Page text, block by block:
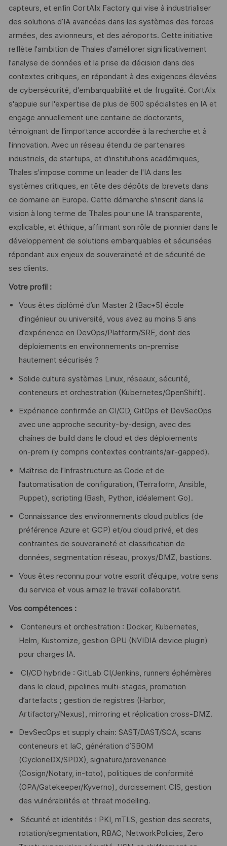
capteurs, et enfin CortAIx Factory qui vise à industrialiser
des solutions d’IA avancées dans les systèmes des forces
armées, des avionneurs, et des aéroports. Cette initiative
reflète l'ambition de Thales d'améliorer significativement
l'analyse de données et la prise de décision dans des
contextes critiques, en répondant à des exigences élevées
de cybersécurité, d'embarquabilité et de frugalité. CortAIx
s'appuie sur l'expertise de plus de 600 spécialistes en IA et
engage annuellement une centaine de doctorants,
témoignant de l'importance accordée à la recherche et à
l'innovation. Avec un réseau étendu de partenaires
industriels, de startups, et d'institutions académiques,
Thales s'impose comme un leader de l'IA dans les
systèmes critiques, en tête des dépôts de brevets dans
ce domaine en Europe. Cette démarche s'inscrit dans la
vision à long terme de Thales pour une IA transparente,
explicable, et éthique, affirmant son rôle de pionnier dans le
développement de solutions embarquables et sécurisées
répondant aux enjeux de souveraineté et de sécurité de
ses clients.
Votre profil :
Vous êtes diplômé d’un Master 2 (Bac+5) école
d’ingénieur ou université, vous avez au moins 5 ans
d’expérience en DevOps/Platform/SRE, dont des
déploiements en environnements on‑premise
hautement sécurisés ?
Solide culture systèmes Linux, réseaux, sécurité,
conteneurs et orchestration (Kubernetes/OpenShift).
Expérience confirmée en CI/CD, GitOps et DevSecOps
avec une approche security-by-design, avec des
chaînes de build dans le cloud et des déploiements
on‑prem (y compris contextes contraints/air‑gapped).
Maîtrise de l’Infrastructure as Code et de
l’automatisation de configuration, (Terraform, Ansible,
Puppet), scripting (Bash, Python, idéalement Go).
Connaissance des environnements cloud publics (de
préférence Azure et GCP) et/ou cloud privé, et des
contraintes de souveraineté et classification de
données, segmentation réseau, proxys/DMZ, bastions.
Vous êtes reconnu pour votre esprit d’équipe, votre sens
du service et vous aimez le travail collaboratif.
Vos compétences :
Conteneurs et orchestration : Docker, Kubernetes,
Helm, Kustomize, gestion GPU (NVIDIA device plugin)
pour charges IA.
CI/CD hybride : GitLab CI/Jenkins, runners éphémères
dans le cloud, pipelines multi‑stages, promotion
d’artefacts ; gestion de registres (Harbor,
Artifactory/Nexus), mirroring et réplication cross‑DMZ.
DevSecOps et supply chain: SAST/DAST/SCA, scans
conteneurs et IaC, génération d’SBOM
(CycloneDX/SPDX), signature/provenance
(Cosign/Notary, in‑toto), politiques de conformité
(OPA/Gatekeeper/Kyverno), durcissement CIS, gestion
des vulnérabilités et threat modelling.
Sécurité et identités : PKI, mTLS, gestion des secrets,
rotation/segmentation, RBAC, NetworkPolicies, Zero